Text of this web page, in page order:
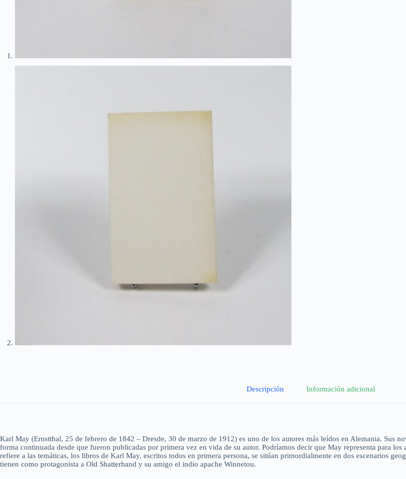
Descripción Información adicional
Karl May (Ernstthal, 25 de febrero de 1842 – Dresde, 30 de marzo de 1912) es uno de los autores más leídos en Alemania. Sus
forma continuada desde que fueron publicadas por primera vez en vida de su autor. Podríamos decir que May representa para
refiere a las temáticas, los libros de Karl May, escritos todos en primera persona, se sitúan primordialmente en dos escenarios
tienen como protagonista a Old Shatterhand y su amigo el indio apache Winnetou.